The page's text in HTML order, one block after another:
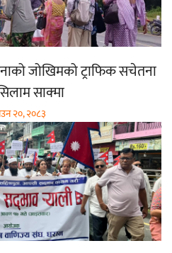
जोखिमको ट्राफिक सचेतना
साक्मा
२०, २०८३